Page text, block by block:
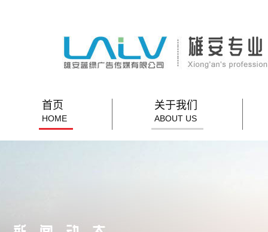
首页
HOME
关于我们
ABOUT US